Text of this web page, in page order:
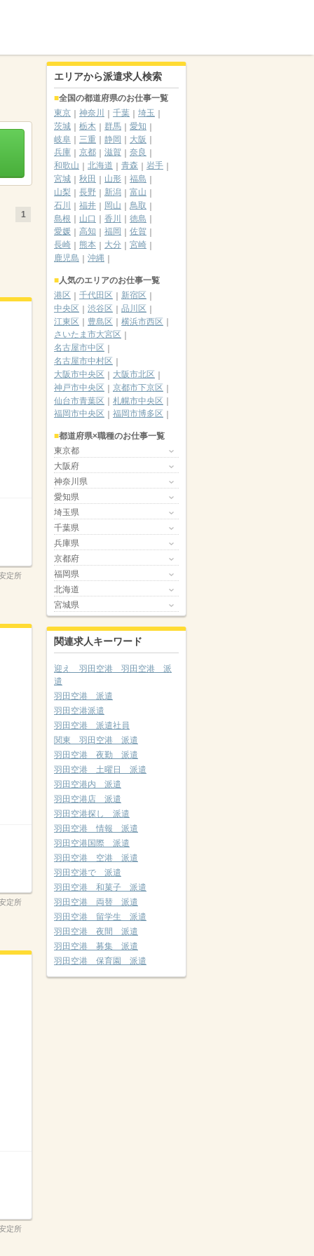
1
定所
定所
定所
エリアから派遣求人検索
全国の都道府県のお仕事一覧
東京
神奈川 千葉
埼玉
茨城
栃木 群馬
愛知
岐阜
三重 静岡
大阪
兵庫
京都 滋賀
奈良
和歌山
北海道 青森
岩手
宮城
秋田 山形
福島
山梨
長野 新潟
富山
石川
福井 岡山
鳥取
島根
山口 香川
徳島
愛媛
高知 福岡
佐賀
長崎
熊本 大分
宮崎
鹿児島
沖縄
人気のエリアのお仕事一覧
港区
千代田区
新宿区
中央区
渋谷区
品川区
江東区
豊島区
横浜市西区
さいたま市大宮区
名古屋市中区
名古屋市中村区
大阪市中央区
大阪市北区
神戸市中央区
京都市下京区
仙台市青葉区
札幌市中央区
福岡市中央区
福岡市博多区
都道府県×職種のお仕事一覧
東京都
大阪府
神奈川県
愛知県
埼玉県
千葉県
兵庫県
京都府
福岡県
北海道
宮城県
関連求人キーワード
迎え 羽田空港 羽田空港 派
遣
羽田空港 派遣
羽田空港派遣
羽田空港 派遣社員
関東 羽田空港 派遣
羽田空港 夜勤 派遣
羽田空港 土曜日 派遣
羽田空港内 派遣
羽田空港店 派遣
羽田空港探し 派遣
羽田空港 情報 派遣
羽田空港国際 派遣
羽田空港 空港 派遣
羽田空港で 派遣
羽田空港 和菓子 派遣
羽田空港 両替 派遣
羽田空港 留学生 派遣
羽田空港 夜間 派遣
羽田空港 募集 派遣
羽田空港 保育園 派遣